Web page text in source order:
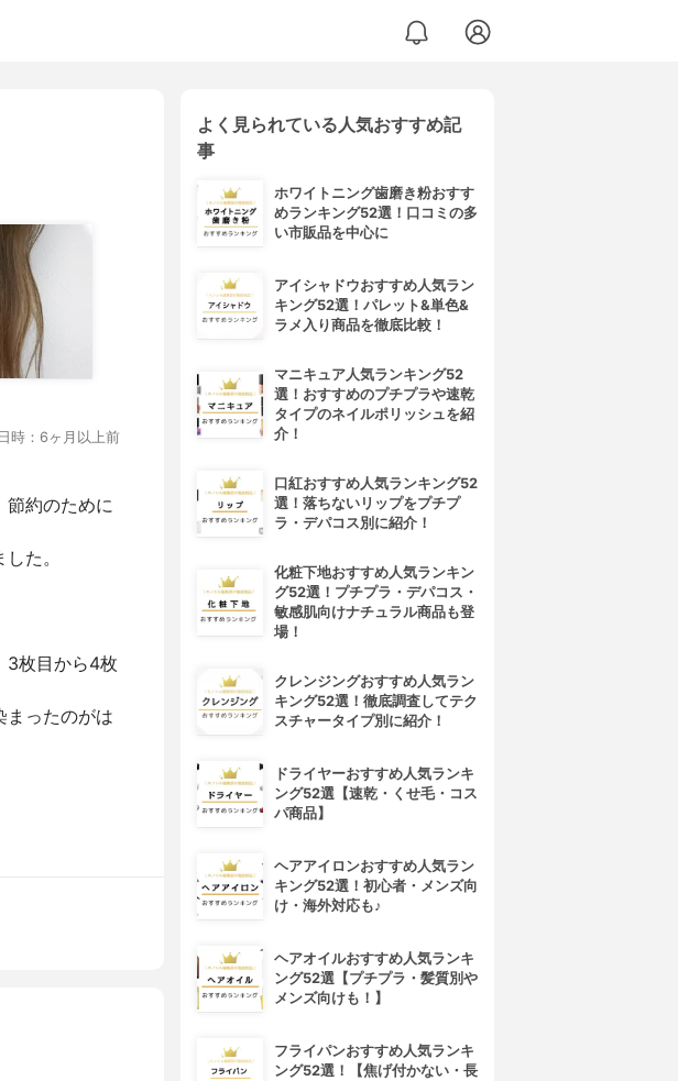
時：6ヶ月以上前
節約のために
た。
3枚目から4枚
まったのがは
よく見られている人気おすすめ記
事
ホワイトニング歯磨き粉おすす
めランキング52選！口コミの多
い市販品を中心に
アイシャドウおすすめ人気ラン
キング52選！パレット&単色&
ラメ入り商品を徹底比較！
マニキュア人気ランキング52
選！おすすめのプチプラや速乾
タイプのネイルポリッシュを紹
介！
口紅おすすめ人気ランキング52
選！落ちないリップをプチプ
ラ・デパコス別に紹介！
化粧下地おすすめ人気ランキン
グ52選！プチプラ・デパコス・
敏感肌向けナチュラル商品も登
場！
クレンジングおすすめ人気ラン
キング52選！徹底調査してテク
スチャータイプ別に紹介！
ドライヤーおすすめ人気ランキ
ング52選【速乾・くせ毛・コス
パ商品】
ヘアアイロンおすすめ人気ラン
キング52選！初心者・メンズ向
け・海外対応も♪
ヘアオイルおすすめ人気ランキ
ング52選【プチプラ・髪質別や
メンズ向けも！】
フライパンおすすめ人気ランキ
ング52選！【焦げ付かない・長